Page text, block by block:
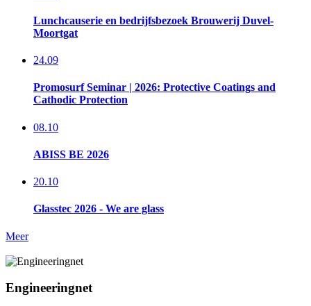
Lunchcauserie en bedrijfsbezoek​ Brouwerij Duvel-
Moortgat
24.09
Promosurf Seminar | 2026: Protective Coatings and
Cathodic Protection
08.10
ABISS BE 2026
20.10
Glasstec 2026 - We are glass
Meer
Engineeringnet